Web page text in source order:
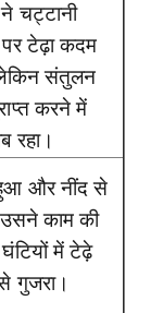
ने चट्टानी
टेढ़ा कदम
संतुलन
करने में
रहा।
और नींद से
उसने काम की
में टेढ़े
गुजरा।